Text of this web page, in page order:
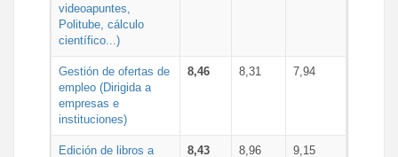
videoapuntes,
Politube, cálculo
científico...)
Gestión de ofertas de
empleo (Dirigida a
empresas e
instituciones)
8,46 8,31 7,94
Edición de libros a
8,43 8,96 9,15